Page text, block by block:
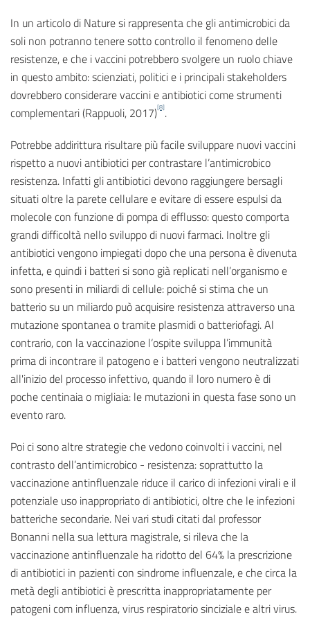
In un articolo di Nature si rappresenta che gli antimicrobici da
soli non potranno tenere sotto controllo il fenomeno delle
resistenze, e che i vaccini potrebbero svolgere un ruolo chiave
in questo ambito: scienziati, politici e i principali stakeholders
dovrebbero considerare vaccini e antibiotici come strumenti
complementari (Rappuoli, 2017)[8].
Potrebbe addirittura risultare più facile sviluppare nuovi vaccini
rispetto a nuovi antibiotici per contrastare l’antimicrobico
resistenza. Infatti gli antibiotici devono raggiungere bersagli
situati oltre la parete cellulare e evitare di essere espulsi da
molecole con funzione di pompa di efflusso: questo comporta
grandi difficoltà nello sviluppo di nuovi farmaci. Inoltre gli
antibiotici vengono impiegati dopo che una persona è divenuta
infetta, e quindi i batteri si sono già replicati nell’organismo e
sono presenti in miliardi di cellule: poiché si stima che un
batterio su un miliardo può acquisire resistenza attraverso una
mutazione spontanea o tramite plasmidi o batteriofagi. Al
contrario, con la vaccinazione l‘ospite sviluppa l’immunità
prima di incontrare il patogeno e i batteri vengono neutralizzati
all'inizio del processo infettivo, quando il loro numero è di
poche centinaia o migliaia: le mutazioni in questa fase sono un
evento raro.
Poi ci sono altre strategie che vedono coinvolti i vaccini, nel
contrasto dell’antimicrobico - resistenza: soprattutto la
vaccinazione antinfluenzale riduce il carico di infezioni virali e il
potenziale uso inappropriato di antibiotici, oltre che le infezioni
batteriche secondarie. Nei vari studi citati dal professor
Bonanni nella sua lettura magistrale, si rileva che la
vaccinazione antinfluenzale ha ridotto del 64% la prescrizione
di antibiotici in pazienti con sindrome influenzale, e che circa la
metà degli antibiotici è prescritta inappropriatamente per
patogeni com influenza, virus respiratorio sinciziale e altri virus.